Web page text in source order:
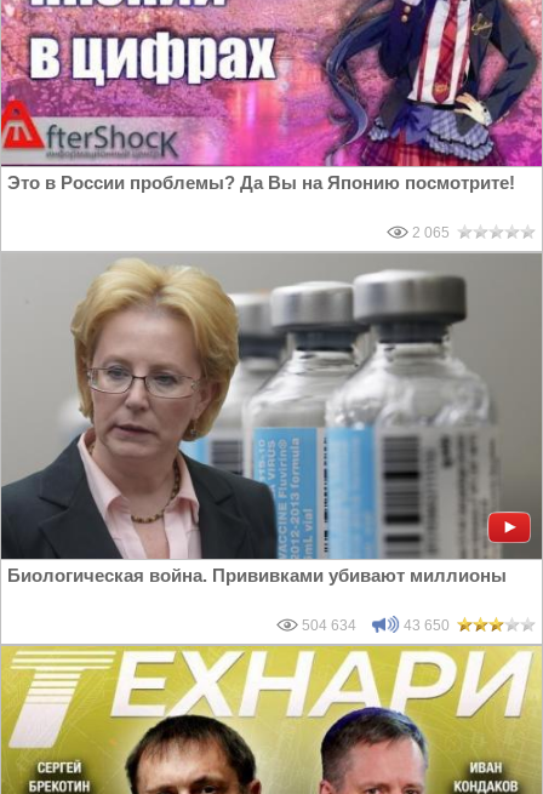
Это в России проблемы? Да Вы на Японию посмотрите!
2 065
Биологическая война. Прививками убивают миллионы
504 634 43 650